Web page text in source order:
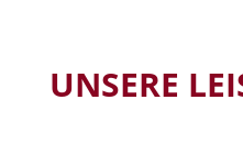
UNSERE